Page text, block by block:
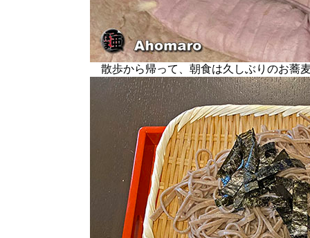
散歩から帰って、朝食は久しぶりのお蕎